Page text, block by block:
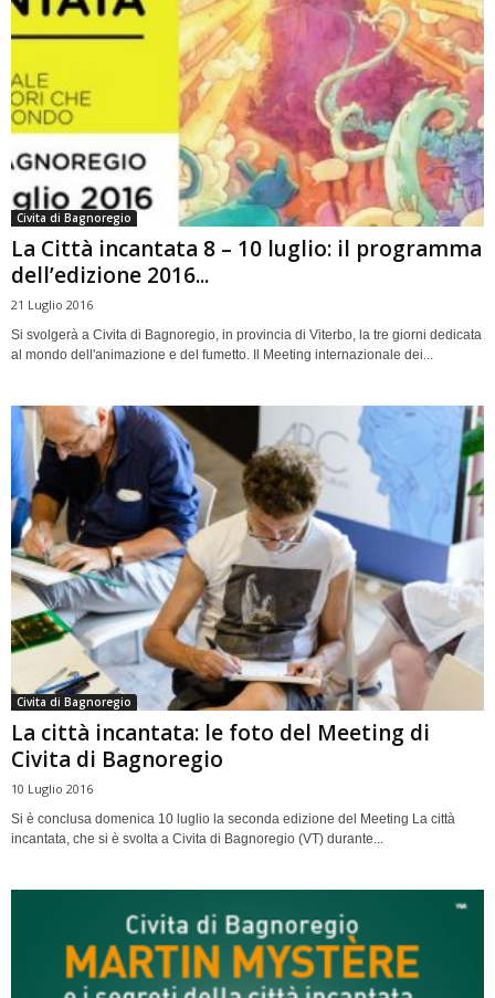
Civita di Bagnoregio
La Città incantata 8 – 10 luglio: il programma
dell’edizione 2016...
21 Luglio 2016
Si svolgerà a Civita di Bagnoregio, in provincia di Viterbo, la tre giorni dedicata
al mondo dell'animazione e del fumetto. Il Meeting internazionale dei...
Civita di Bagnoregio
La città incantata: le foto del Meeting di
Civita di Bagnoregio
10 Luglio 2016
Si è conclusa domenica 10 luglio la seconda edizione del Meeting La città
incantata, che si è svolta a Civita di Bagnoregio (VT) durante...